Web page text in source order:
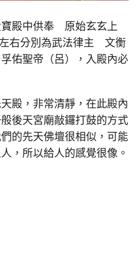
殿中供奉 原始玄玄上
右分別為武法律主 文衡
佑聖帝（呂），入殿內必
殿，非常清靜，在此殿內
後天宮廟敲鑼打鼓的方式
的先天佛壇很相似，可能
，所以給人的感覺很像。